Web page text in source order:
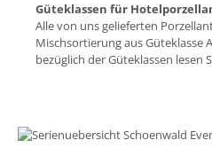
Güteklassen für
Alle von uns gelieferten
Mischsortierung aus Güteklasse
bezüglich der Güteklassen lesen